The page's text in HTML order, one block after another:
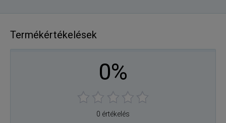
Termékértékelések
0%
0 értékelés